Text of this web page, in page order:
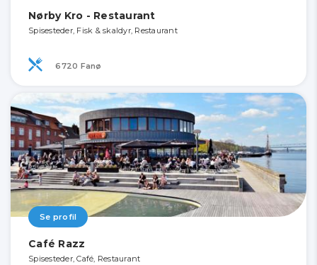
Nørby Kro - Restaurant
Spisesteder, Fisk & skaldyr, Restaurant
6720 Fanø
Se profil
Café Razz
Spisesteder, Café, Restaurant